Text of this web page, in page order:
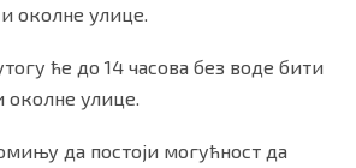
околне улице.
ће до 14 часова без воде бити
околне улице.
да постоји могућност да